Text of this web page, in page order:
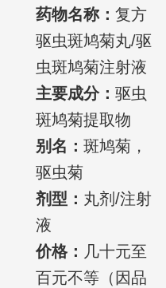
药物名称： 复方
驱虫斑鸠菊丸/驱
虫斑鸠菊注射液
主要成分： 驱虫
斑鸠菊提取物
别名： 斑鸠菊，
驱虫菊
剂型： 丸剂/注射
液
价格： 几十元至
百元不等（因品